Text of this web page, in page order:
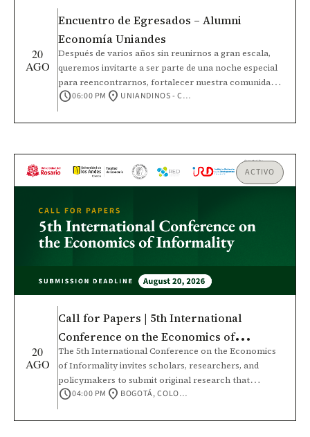
20
AGO
Encuentro de Egresados – Alumni
Economía Uniandes
Después de varios años sin reunirnos a gran escala,
queremos invitarte a ser parte de una noche especial
para reencontrarnos, fortalecer nuestra comunidad y
seguir construyendo el futuro de Economía Uniandes.
avances y retos de la Facultad y la Universidad.
para identificar intereses comunes y dar vida a nuevas
microcomunidades de egresados.
schedule06:00 PM location_on UNIANDINOS - CALLE 92 #16-11
ACTIVO
20
AGO
Call for Papers | 5th International
Conference on the Economics of
Informality
The 5th International Conference on the Economics
of Informality invites scholars, researchers, and
policymakers to submit original research that
contributes to a deeper understanding of informal
This conference will bring together the academic
schedule04:00 PM location_on BOGOTÁ, COLOMBIA